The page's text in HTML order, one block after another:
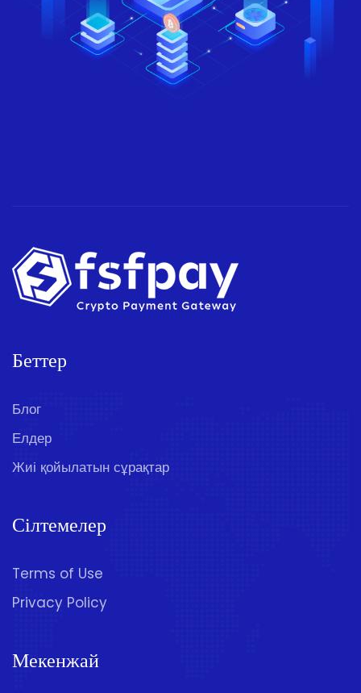
Беттер
Блог
Елдер
Жиі қойылатын сұрақтар
Сілтемелер
Terms of Use
Privacy Policy
Мекенжай